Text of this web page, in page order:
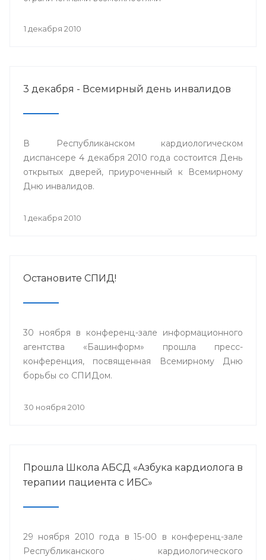
1 декабря 2010
3 декабря - Всемирный день инвалидов
В Республиканском кардиологическом
диспансере 4 декабря 2010 года состоится День
открытых дверей, приуроченный к Всемирному
Дню инвалидов.
1 декабря 2010
Остановите СПИД!
30 ноября в конференц-зале информационного
агентства «Башинформ» прошла пресс-
конференция, посвященная Всемирному Дню
борьбы со СПИДом.
30 ноября 2010
Прошла Школа АБСД «Азбука кардиолога в
терапии пациента с ИБС»
29 ноября 2010 года в 15-00 в конференц-зале
Республиканского кардиологического